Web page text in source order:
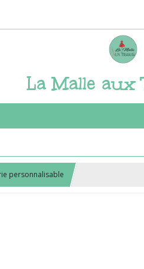
La Malle aux
personnalisable